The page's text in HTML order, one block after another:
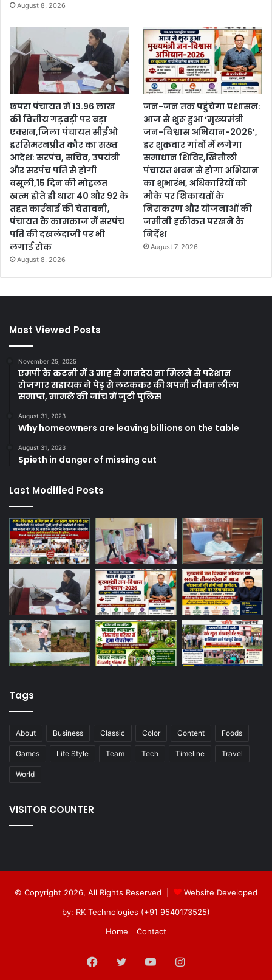
August 8, 2026
छपरा पंचायत में 13.96 लाख
की वित्तीय गड़बड़ी पर बड़ा
एक्शन,जिला पंचायत सीईओ
हरसिमरनप्रीत कौर का सख्त
आदेश: सरपंच, सचिव, उपयंत्री
और सरपंच पति से होगी
वसूली,15 दिन की मोहलत
खत्म होते ही धारा 40 और 92 के
तहत कार्रवाई की चेतावनी,
पंचायत के कामकाज में सरपंच
पति की दखलंदाजी पर भी
लगाई रोक
August 8, 2026
जन-जन तक पहुंचेगा प्रशासन:
आज से शुरू हुआ ‘मुख्यमंत्री
जन-विश्वास अभियान-2026’,
हर शुक्रवार गांवों में लगेगा
समाधान शिविर,खितौली
पंचायत भवन से होगा अभियान
का शुभारंभ, अधिकारियों को
मौके पर शिकायतों के
निराकरण और योजनाओं की
जमीनी हकीकत परखने के
निर्देश
August 7, 2026
Most Viewed Posts
November 25, 2025
एमपी के कटनी में 3 माह से मानदेय ना मिलने से परेशान
रोजगार सहायक ने पेड़ से लटककर की अपनी जीवन लीला
समाप्त, मामले की जांच में जुटी पुलिस
August 31, 2023
Why homeowners are leaving billions on the table
August 31, 2023
Spieth in danger of missing cut
Last Modified Posts
Tags
About Business Classic Color Content Foods
Games Life Style Team Tech Timeline Travel
World
VISITOR COUNTER
© Copyright 2026, All Rights Reserved |
Website Developed
by: RK Technologies (+91 9540173525)
Home
Contact
Facebook
Twitter YouTubeInstagram